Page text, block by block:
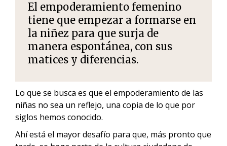
El empoderamiento femenino
tiene que empezar a formarse en
la niñez para que surja de
manera espontánea, con sus
matices y diferencias.
Lo que se busca es que el empoderamiento de las
niñas no sea un reflejo, una copia de lo que por
siglos hemos conocido.
Ahí está el mayor desafío para que, más pronto que